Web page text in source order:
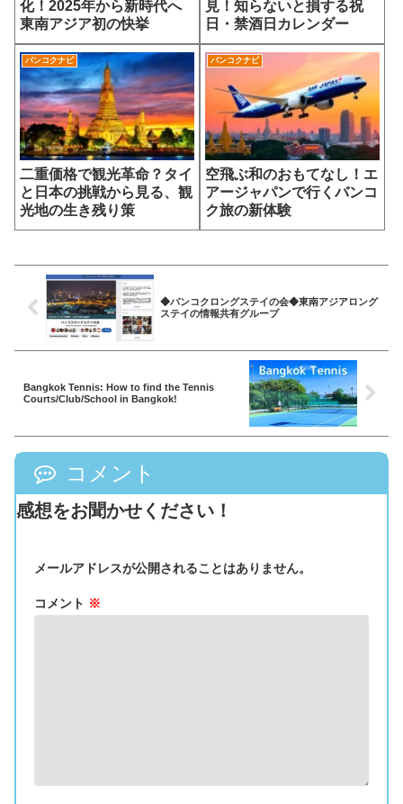
化！2025年から新時代へ
東南アジア初の快挙
見！知らないと損する祝
日・禁酒日カレンダー
バンコクナビ
二重価格で観光革命？タイ
と日本の挑戦から見る、観
光地の生き残り策
バンコクナビ
空飛ぶ和のおもてなし！エ
アージャパンで行くバンコ
ク旅の新体験
◆バンコクロングステイの会◆東南アジアロング
ステイの情報共有グループ
Bangkok Tennis: How to find the Tennis
Courts/Club/School in Bangkok!
コメント
感想をお聞かせください！
メールアドレスが公開されることはありません。
コメント ※